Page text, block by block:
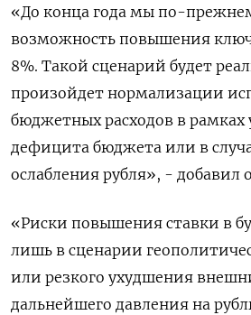
«До конца года мы по-
возможность повышения
8%. Такой сценарий будет
произойдет нормализации
бюджетных расходов в рамках
дефицита бюджета или в
ослабления рубля», - добавил
«Риски повышения ставки в
лишь в сценарии
или резкого ухудшения
дальнейшего давления на